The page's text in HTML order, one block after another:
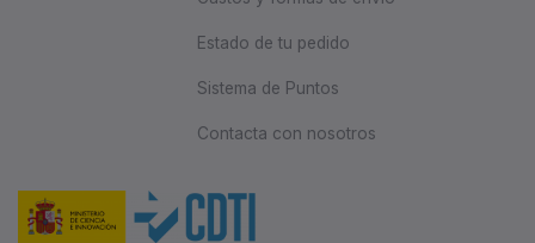
Estado de tu pedido
Sistema de Puntos
Contacta con nosotros